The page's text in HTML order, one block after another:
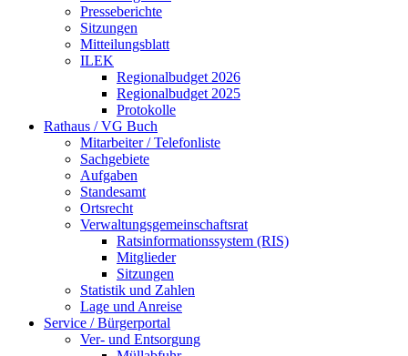
Presseberichte
Sitzungen
Mitteilungsblatt
ILEK
Regionalbudget 2026
Regionalbudget 2025
Protokolle
Rathaus / VG Buch
Mitarbeiter / Telefonliste
Sachgebiete
Aufgaben
Standesamt
Ortsrecht
Verwaltungsgemeinschaftsrat
Ratsinformationssystem (RIS)
Mitglieder
Sitzungen
Statistik und Zahlen
Lage und Anreise
Service / Bürgerportal
Ver- und Entsorgung